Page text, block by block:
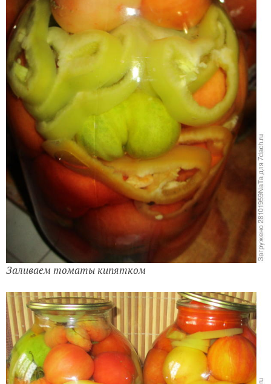
Заливаем кипяток по самое горлышко банки, даже
нужно чтобы кипяток переливался через край.